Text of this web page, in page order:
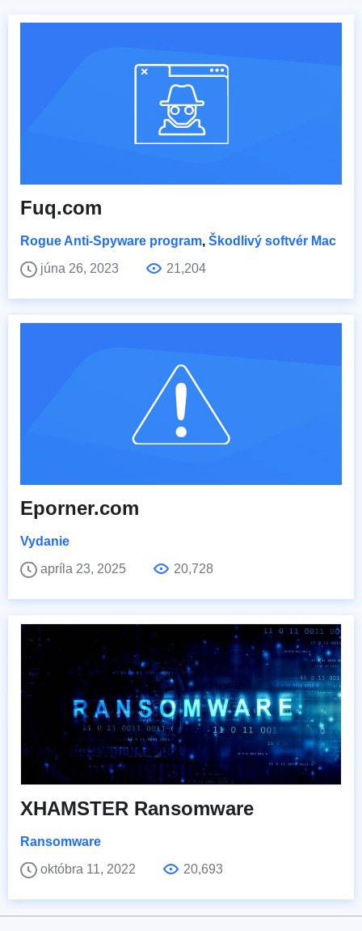
Fuq.com
Rogue Anti-Spyware program, Škodlivý softvér Mac
júna 26, 2023
21,204
Eporner.com
Vydanie
apríla 23, 2025
20,728
XHAMSTER Ransomware
Ransomware
októbra 11, 2022
20,693